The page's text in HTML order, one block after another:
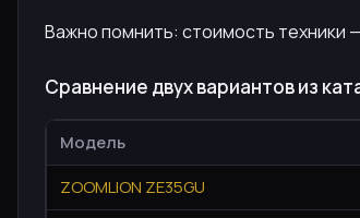
Важно помнить: стоимость техники
Сравнение двух вариантов из
Модель
ZOOMLION ZE35GU